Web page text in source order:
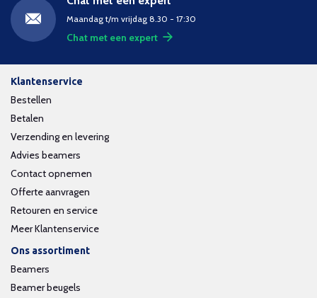
Maandag t/m vrijdag 8.30 - 17:30
Chat met een expert
Klantenservice
Bestellen
Betalen
Verzending en levering
Advies beamers
Contact opnemen
Offerte aanvragen
Retouren en service
Meer Klantenservice
Ons assortiment
Beamers
Beamer beugels